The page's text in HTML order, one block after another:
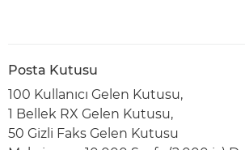
Posta Kutusu
100 Kullanıcı Gelen Kutusu,
1 Bellek RX Gelen Kutusu,
50 Gizli Faks Gelen Kutusu